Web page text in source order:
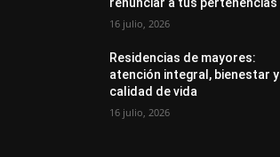
16 julio, 2026
Residencias de mayores:
atención integral, bienestar y
calidad de vida
16 julio, 2026